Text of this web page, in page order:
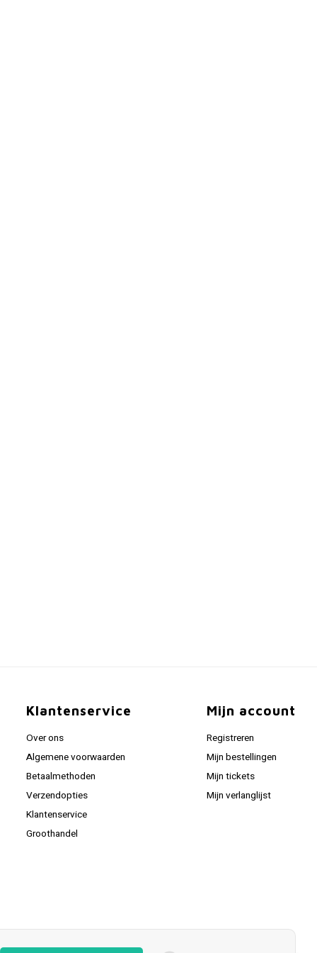
Klantenservice
Over ons
Algemene voorwaarden
Betaalmethoden
Verzendopties
Klantenservice
Groothandel
Mijn account
Registreren
Mijn bestellingen
Mijn tickets
Mijn verlanglijst